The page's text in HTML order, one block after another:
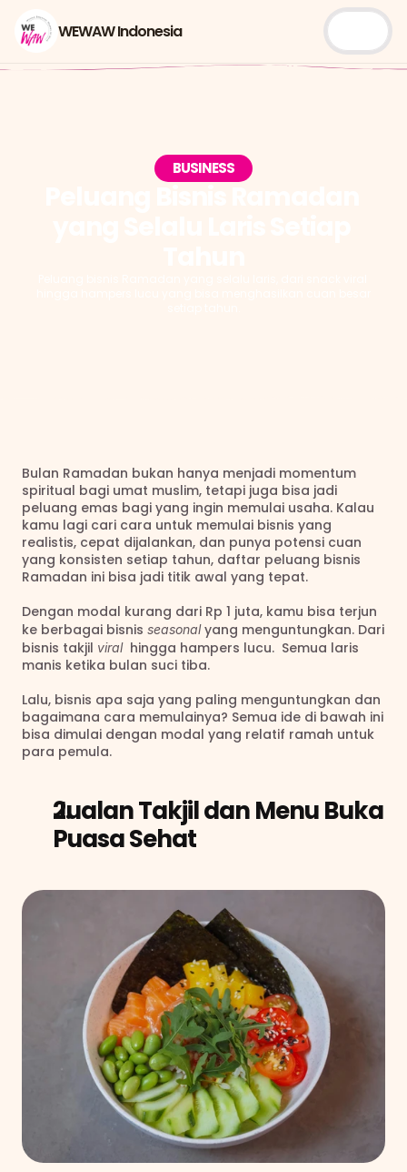
WEWAW Indonesia
BUSINESS
Bulan Ramadan bukan hanya menjadi momentum
spiritual bagi umat muslim, tetapi juga bisa jadi
peluang emas bagi yang ingin memulai usaha. Kalau
kamu lagi cari cara untuk memulai bisnis yang
realistis, cepat dijalankan, dan punya potensi cuan
yang konsisten setiap tahun, daftar peluang bisnis
Ramadan ini bisa jadi titik awal yang tepat.
Dengan modal kurang dari Rp 1 juta, kamu bisa terjun
ke berbagai bisnis seasonal yang menguntungkan. Dari
bisnis takjil viral hingga hampers lucu.  Semua laris
manis ketika bulan suci tiba.
Lalu, bisnis apa saja yang paling menguntungkan dan
bagaimana cara memulainya? Semua ide di bawah ini
bisa dimulai dengan modal yang relatif ramah untuk
para pemula.
Jualan Takjil dan Menu Buka
Puasa Sehat